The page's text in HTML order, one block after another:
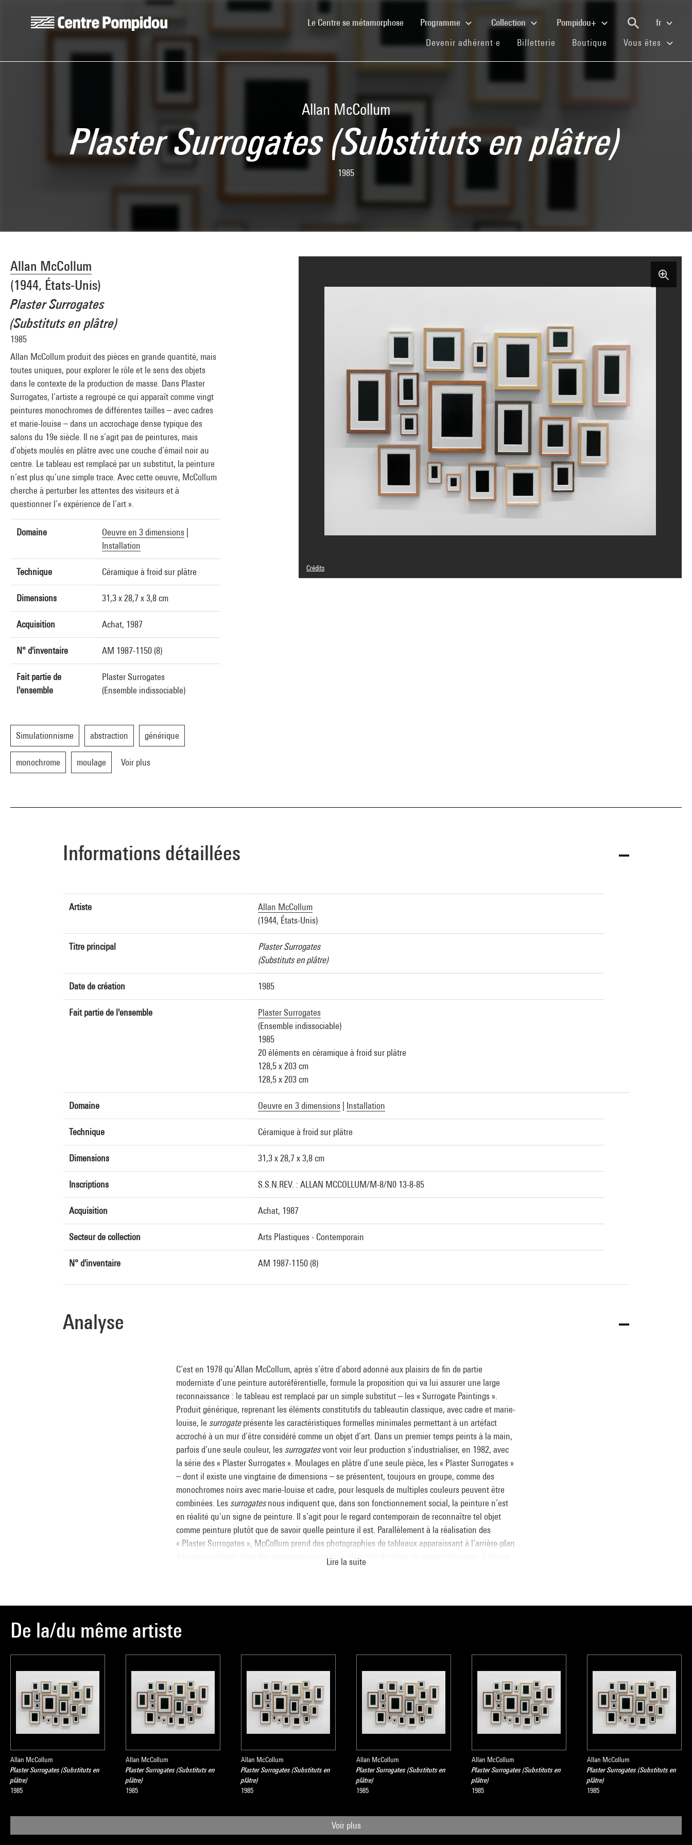
Centre Pompidou
Le Centre se métamorphose(current)Programme Collection Pompidou+
fr
Devenir adhérent·e (current)
Billetterie (current)
Boutique (current)
Vous êtes
Allan McCollum
Plaster Surrogates (Substituts en plâtre)
1985
Allan McCollum
(1944, États-Unis)
Plaster Surrogates
(Substituts en plâtre)
1985
Allan McCollum produit des pièces en grande quantité, mais
toutes uniques, pour explorer le rôle et le sens des objets
dans le contexte de la production de masse. Dans Plaster
Surrogates, l’artiste a regroupé ce qui apparaît comme vingt
peintures monochromes de différentes tailles – avec cadres
et marie-louise – dans un accrochage dense typique des
salons du 19e siècle. Il ne s’agit pas de peintures, mais
d’objets moulés en plâtre avec une couche d’émail noir au
centre. Le tableau est remplacé par un substitut, la peinture
n’est plus qu’une simple trace. Avec cette oeuvre, McCollum
cherche à perturber les attentes des visiteurs et à
questionner l’« expérience de l’art ».
Domaine Oeuvre en 3 dimensions
Installation
Technique Céramique à froid sur plâtre
Dimensions 31,3 x 28,7 x 3,8 cm
Acquisition Achat, 1987
N° d'inventaire AM 1987-1150 (8)
Fait partie de
l'ensemble
Plaster Surrogates
(Ensemble indissociable)
Simulationnisme abstraction générique
monochrome moulage Voir plus
Crédits
Légende : Reproduction photographique des 20 éléments, dans le cadre de la présentation des Collections Contemporaines, niveau 4, avril 2011
Informations détaillées
Artiste
Allan McCollum
(1944, États-Unis)
Titre principal
Plaster Surrogates
(Substituts en plâtre)
Date de création 1985
Fait partie de l'ensemble
Plaster Surrogates
(Ensemble indissociable)
1985
20 éléments en céramique à froid sur plâtre
128,5 x 203 cm
128,5 x 203 cm
Domaine Oeuvre en 3 dimensions Installation
Technique Céramique à froid sur plâtre
Dimensions 31,3 x 28,7 x 3,8 cm
Inscriptions S.S.N.REV. : ALLAN MCCOLLUM/M-8/N0 13-8-85
Acquisition Achat, 1987
Secteur de collection Arts Plastiques - Contemporain
N° d'inventaire AM 1987-1150 (8)
Analyse
C’est en 1978 qu’Allan McCollum, après s’être d’abord adonné aux plaisirs de fin de partie
moderniste d’une peinture autoréférentielle, formule la proposition qui va lui assurer une large
reconnaissance : le tableau est remplacé par un simple substitut – les « Surrogate Paintings ».
Produit générique, reprenant les éléments constitutifs du tableautin classique, avec cadre et marie-
louise, le surrogateprésente les caractéristiques formelles minimales permettant à un artéfact
accroché à un mur d’être considéré comme un objet d’art. Dans un premier temps peints à la main,
parfois d’une seule couleur, les surrogatesvont voir leur production s’industrialiser, en 1982, avec
la série des « Plaster Surrogates ». Moulages en plâtre d’une seule pièce, les « Plaster Surrogates »
– dont il existe une vingtaine de dimensions – se présentent, toujours en groupe, comme des
monochromes noirs avec marie-louise et cadre, pour lesquels de multiples couleurs peuvent être
combinées. Les surrogatesnous indiquent que, dans son fonctionnement social, la peinture n’est
en réalité qu’un signe de peinture. Il s’agit pour le regard contemporain de reconnaître tel objet
comme peinture plutôt que de savoir quelle peinture il est. Parallèlement à la réalisation des
« Plaster Surrogates », McCollum prend des photographies de tableaux apparaissant à l’arrière-plan
d’images publiées dans des magazines ou comme éléments de décor de séries télévisées. Il trouve
Lire la suite
De la/du même artiste
Allan McCollum
Plaster Surrogates (Substituts en
plâtre)
1985
Allan McCollum
Plaster Surrogates (Substituts en
plâtre)
1985
Allan McCollum
Plaster Surrogates (Substituts en
plâtre)
1985
Allan McCollum
Plaster Surrogates (Substituts en
plâtre)
1985
Allan McCollum
Plaster Surrogates (Substituts en
plâtre)
1985
Allan McCollum
Plaster Surrogates (Substituts en
plâtre)
1985
Voir plus